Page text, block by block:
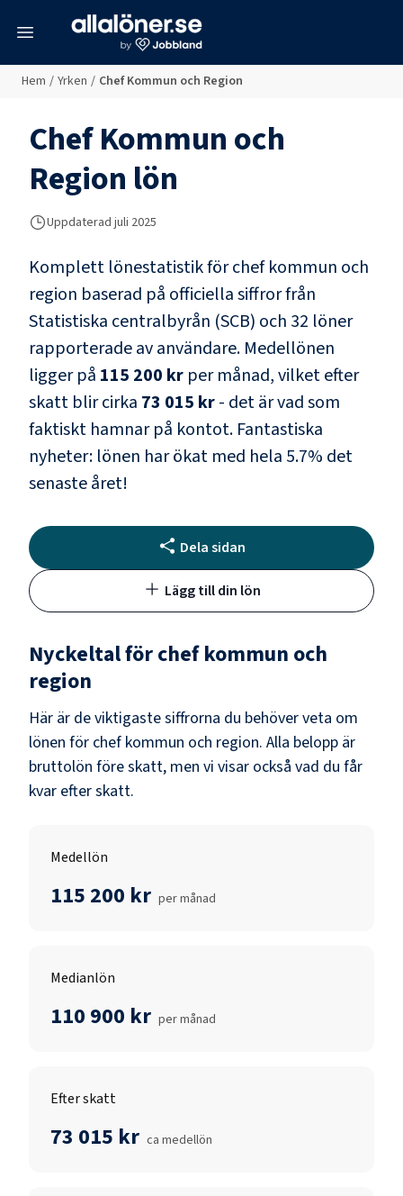
Hem / Yrken / Chef Kommun och Region
Chef Kommun och
Region lön
Uppdaterad juli 2025
Komplett lönestatistik förchef kommun och
region baserad på officiella siffror från
Statistiska centralbyrån (SCB) och 32 löner
rapporterade av användare. Medellönen
ligger på 115 200 kr per månad, vilket efter
skatt blir cirka 73 015 kr- det är vad som
faktiskt hamnar på kontot. Fantastiska
nyheter: lönen har ökat med hela 5.7% det
senaste året!
Dela sidan
Lägg till din lön
Nyckeltal förchef kommun och
region
Här är de viktigaste siffrorna du behöver veta om
lönen för chef kommun och region. Alla belopp är
bruttolön före skatt, men vi visar också vad du får
kvar efter skatt.
Medellön
115 200 kr per månad
Medianlön
110 900 kr per månad
Efter skatt
73 015 kr ca medellön